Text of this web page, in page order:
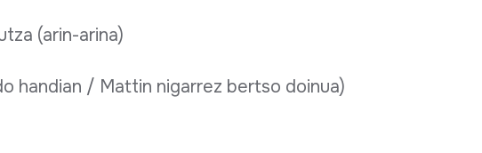
(arin-arina)
handian / Mattin nigarrez bertso doinua)